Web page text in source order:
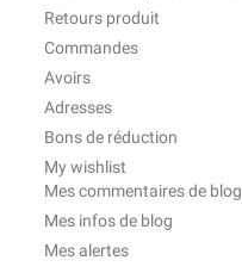
Retours produit
Commandes
Avoirs
Adresses
Bons de réduction
My wishlist
Mes commentaires de blog
Mes infos de blog
Mes alertes